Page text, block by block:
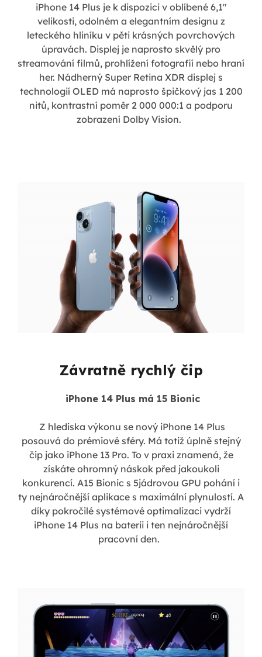
iPhone 14 Plus je k dispozici v oblíbené 6,1"
velikosti, odolném a elegantním designu z
leteckého hliníku v pěti krásných povrchových
úpravách. Displej je naprosto skvělý pro
streamování filmů, prohlížení fotografií nebo hraní
her. Nádherný Super Retina XDR displej s
technologií OLED má naprosto špičkový jas 1 200
nitů, kontrastní poměr 2 000 000:1 a podporu
zobrazení Dolby Vision.
Závratně rychlý čip
iPhone 14 Plus má 15 Bionic
Z hlediska výkonu se nový iPhone 14 Plus
posouvá do prémiové sféry. Má totiž úplně stejný
čip jako iPhone 13 Pro. To v praxi znamená, že
získáte ohromný náskok před jakoukoli
konkurencí. A15 Bionic s 5jádrovou GPU pohání i
ty nejnáročnější aplikace s maximální plynulostí. A
díky pokročilé systémové optimalizaci vydrží
iPhone 14 Plus na baterii i ten nejnáročnější
pracovní den.